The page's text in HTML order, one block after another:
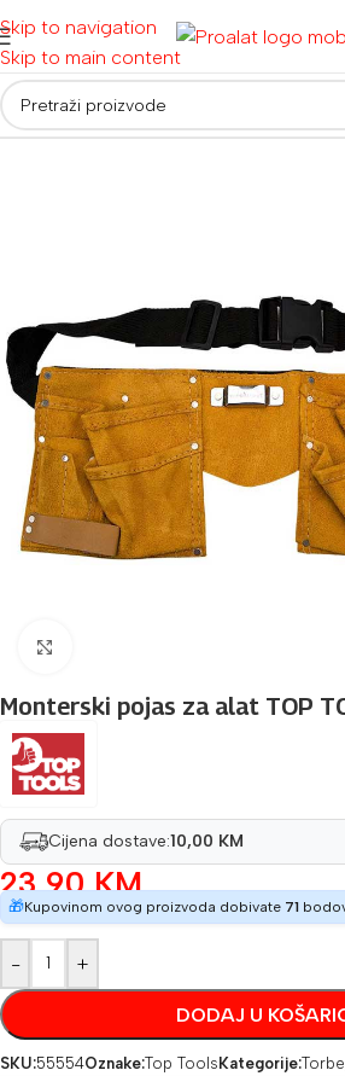
Skip to navigation
Skip to main content
Početna/ Ručni alati i oprema
Monterski pojas za alat TOP
Cijena dostave:10,00 KM
23,90KM
🎁Kupovinom ovog proizvoda dobivate 71
- +
DODAJ U
SKU:55554Oznake:Top Tools Kategorije: